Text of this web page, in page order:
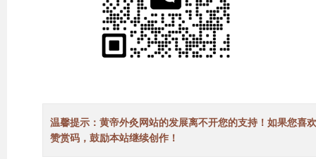
温馨提示：黄帝外灸网站的发展离不开您的支持！如果您喜
赞赏码，鼓励本站继续创作！